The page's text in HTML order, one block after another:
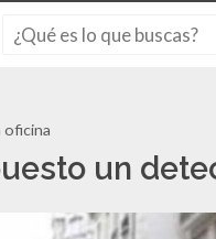
oficina
un